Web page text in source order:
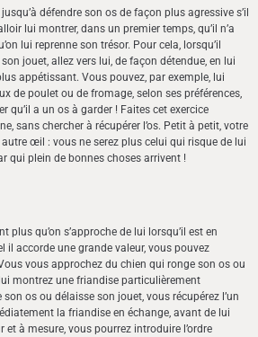
défendre son os de façon plus agressive s’il
lui montrer, dans un premier temps, qu’il n’a
lui reprenne son trésor. Pour cela, lorsqu’il
jouet, allez vers lui, de façon détendue, en lui
appétissant. Vous pouvez, par exemple, lui
de poulet ou de fromage, selon ses préférences,
qu’il a un os à garder ! Faites cet exercice
sans chercher à récupérer l’os. Petit à petit, votre
œil : vous ne serez plus celui qui risque de lui
qui plein de bonnes choses arrivent !
plus qu’on s’approche de lui lorsqu’il est en
il accorde une grande valeur, vous pouvez
vous approchez du chien qui ronge son os ou
montrez une friandise particulièrement
os ou délaisse son jouet, vous récupérez l’un
la friandise en échange, avant de lui
et à mesure, vous pourrez introduire l’ordre